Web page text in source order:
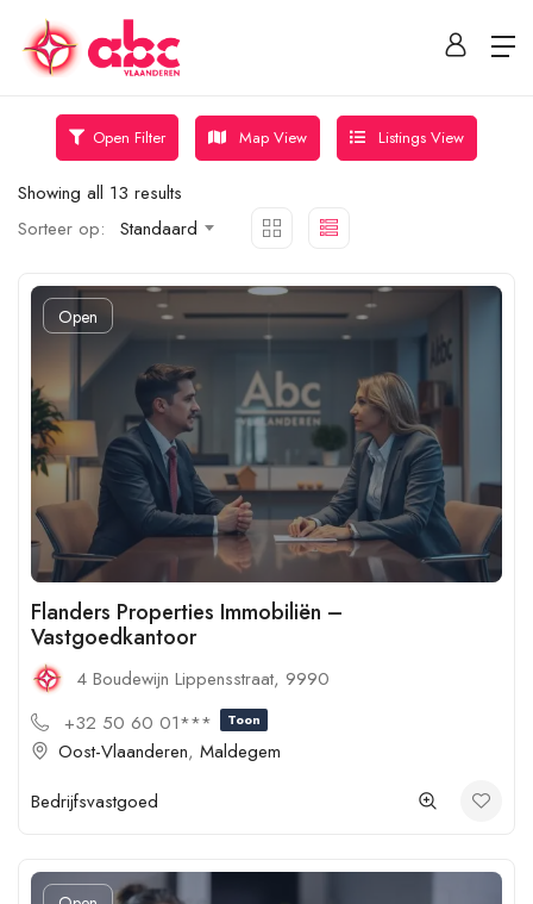
Open Filter Map View Listings View
Showing all 13 results
Sorteer op:
Standaard
Open
Flanders Properties Immobiliën –
Vastgoedkantoor
4 Boudewijn Lippensstraat, 9990
+32 50 60 01***
Toon
Oost-Vlaanderen, Maldegem
Bedrijfsvastgoed